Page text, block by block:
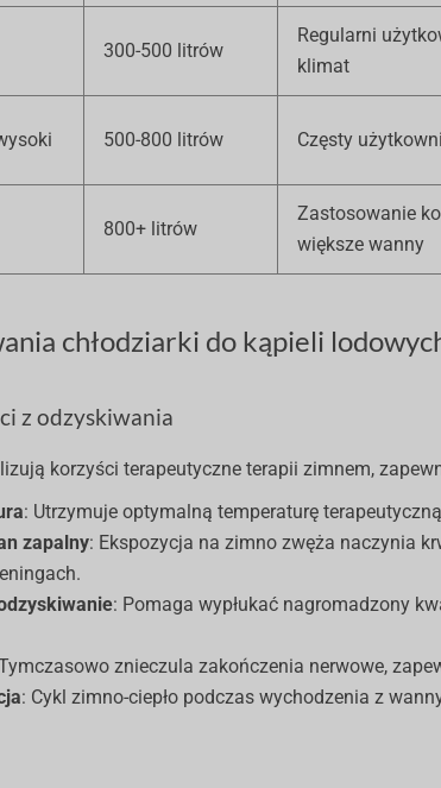
300-500 litrów
Regularni
klimat
500-800 litrów Częsty
800+ litrów
Zastosowanie
większe wanny
chłodziarki do kąpieli
z odzyskiwania
korzyści terapeutyczne terapii zimnem,
: Utrzymuje optymalną temperaturę
zapalny: Ekspozycja na zimno zwęża naczynia
: Pomaga wypłukać nagromadzony
znieczula zakończenia nerwowe,
: Cykl zimno-ciepło podczas wychodzenia z